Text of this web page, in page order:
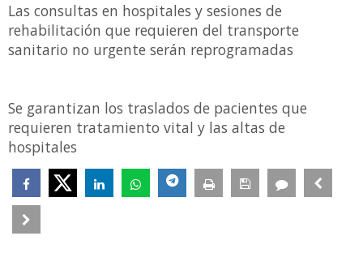
Las consultas en hospitales y sesiones de
rehabilitación que requieren del transporte
sanitario no urgente serán reprogramadas
Se garantizan los traslados de pacientes que
requieren tratamiento vital y las altas de
hospitales